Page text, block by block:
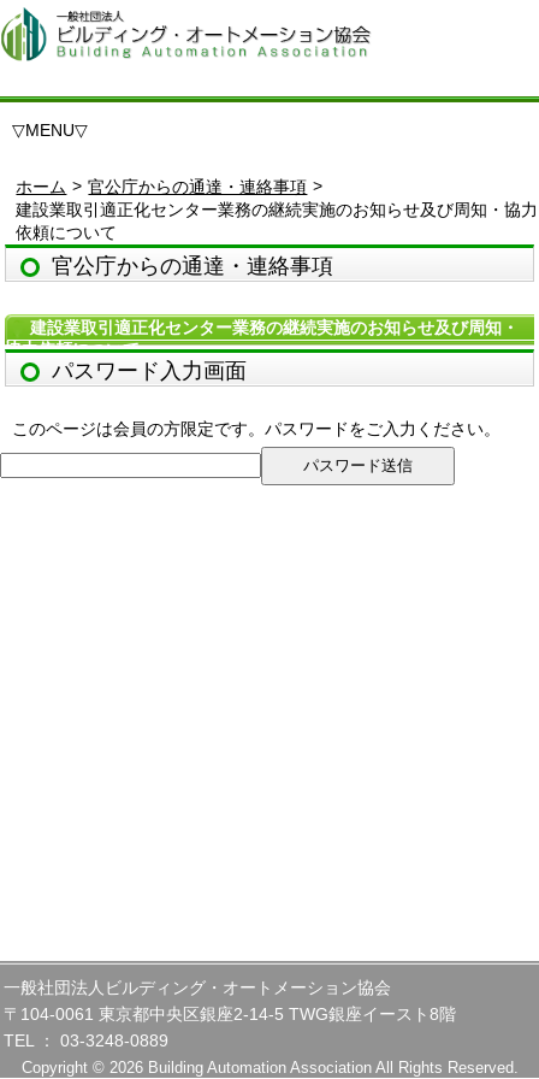
▽MENU▽
ホーム > 官公庁からの通達・連絡事項 >
建設業取引適正化センター業務の継続実施のお知らせ及び周知・協力
依頼について
官公庁からの通達・連絡事項
建設業取引適正化センター業務の継続実施のお知らせ及び周知・
協力依頼について
パスワード入力画面
このページは会員の方限定です。パスワードをご入力ください。
一般社団法人ビルディング・オートメーション協会
〒104-0061 東京都中央区銀座2-14-5 TWG銀座イースト8階
TEL ： 03-3248-0889
Copyright © 2026 Building Automation Association All Rights Reserved.